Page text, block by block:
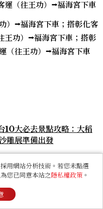
運（往王功）⭢福海宮下車
）⭢福海宮下車；搭彰化客
王功）⭢福海宮下車；搭彰
（往王功）⭢福海宮下車
10大必去景點攻略：大稻
雕展準備出發
哇》劇場版接力上映
台6大飯店優惠一次看：
抽羅馬雙人遊
用網站分析技術。若您未點選
您已同意本站之隱私權政策 。